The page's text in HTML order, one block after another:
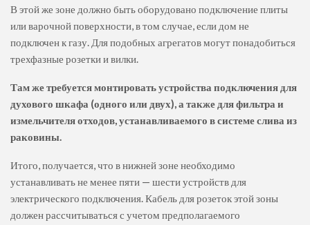
В этой же зоне должно быть оборудовано подключение плиты
или варочной поверхности, в том случае, если дом не
подключен к газу. Для подобных агрегатов могут понадобиться
трехфазные розетки и вилки.
Там же требуется монтировать устройства подключения для
духового шкафа (одного или двух), а также для фильтра и
измельчителя отходов, устанавливаемого в системе слива из
раковины.
Итого, получается, что в нижней зоне необходимо
устанавливать не менее пяти — шести устройств для
электрического подключения. Кабель для розеток этой зоны
должен рассчитываться с учетом предполагаемого